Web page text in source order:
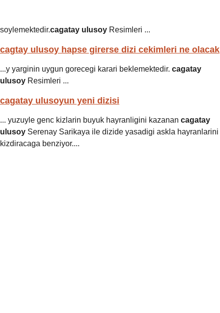
soylemektedir.cagatay ulusoy Resimleri ...
cagtay ulusoy hapse girerse dizi cekimleri ne olacak
...y yarginin uygun gorecegi karari beklemektedir. cagatay
ulusoy Resimleri ...
cagatay ulusoyun yeni dizisi
... yuzuyle genc kizlarin buyuk hayranligini kazanan cagatay
ulusoy Serenay Sarikaya ile dizide yasadigi askla hayranlarini
kizdiracaga benziyor....